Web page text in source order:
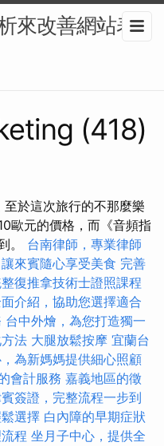
來改善網站表
(418)
於這次旅行的不那麼樂
歐元的價格，而《音頻指
。 台南律師，專業律師
來賓隨心享受美食 完善
復推拿技術士證照課程
介紹，協助您選擇適合
台中外燴，為您打造獨一
法 大腿放鬆按摩 宜蘭台
為新媽媽提供細心照顧
會計服務 嘉義地區的徵
簽證，完整流程一步到
選擇 白內障的早期症狀
程 坐月子中心，提供全